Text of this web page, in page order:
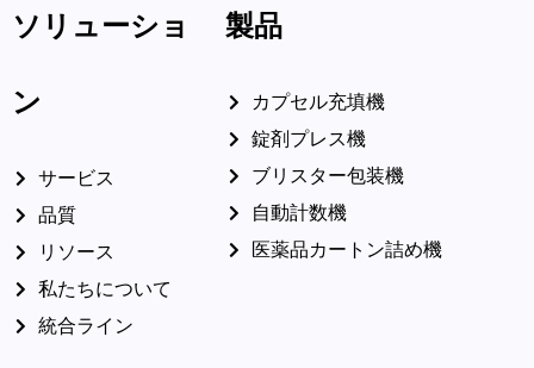
ソリューショ
ン
サービス
品質
リソース
私たちについて
統合ライン
製品
カプセル充填機
錠剤プレス機
ブリスター包装機
自動計数機
医薬品カートン詰め機